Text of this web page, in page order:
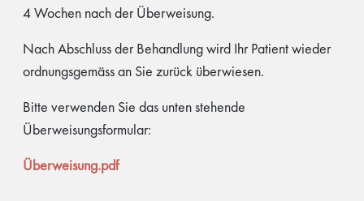
4 Wochen nach der Überweisung.
Nach Abschluss der Behandlung wird Ihr Patient wieder
ordnungsgemäss an Sie zurück überwiesen.
Bitte verwenden Sie das unten stehende
Überweisungsformular:
Überweisung.pdf